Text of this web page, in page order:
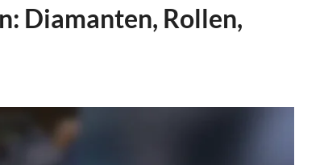
Diamanten, Rollen,